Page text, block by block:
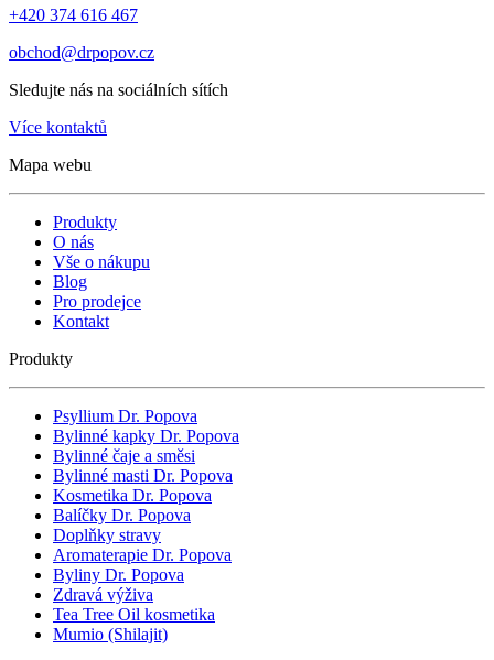
+420 374 616 467
obchod@drpopov.cz
Sledujte nás na sociálních sítích
Více kontaktů
Mapa webu
Produkty
O nás
Vše o nákupu
Blog
Pro prodejce
Kontakt
Produkty
Psyllium Dr. Popova
Bylinné kapky Dr. Popova
Bylinné čaje a směsi
Bylinné masti Dr. Popova
Kosmetika Dr. Popova
Balíčky Dr. Popova
Doplňky stravy
Aromaterapie Dr. Popova
Byliny Dr. Popova
Zdravá výživa
Tea Tree Oil kosmetika
Mumio (Shilajit)